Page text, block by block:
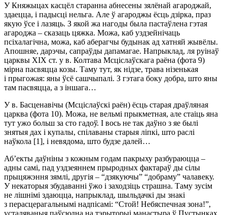
У Княжыцах касцёл старанна абнесены зялёнай агароджай,
здаецца, і падысці нельга. Але ў агароджы ёсць дзірка, праз
якую ўсе і лазяць. З якой жа нагоды была пастаўлена гэтая
агароджа – сказаць цяжка. Можа, каб уздзейнічаць
псіхалагічна, можа, каб аберагчы будынак ад хатняй жывёлы.
Апошняе, дарэчы, сапраўды дапамагае. Напрыклад, ля руінаў
царквы XIX ст. у в. Колтава Мсціслаўскага раёна (фота 9)
мірна пасвяцца козы. Таму тут, як нідзе, трава нізенькая
і прыгожая: яны ўсё сашчыпалі. З гэтага боку добра, што яны
там пасвяцца, а з іншага…
У в. Басценавічы (Мсціслаўскі раён) ёсць старая драўляная
царква (фота 10). Можа, не вельмі прыкметная, але стаіць яна
тут ужо больш за сто гадоў. І вось не так даўно з яе былі
знятыя дах і купалы, спілаваны старыя ліпкі, што раслі
наўкола [1], і невядома, што будзе далей…
Аб’екты даўніны з кожным годам пакрыху разбураюцца –
адны самі, пад уздзеяннем прыродных фактараў ды сілы
прыцяжэння зямлі, другія – “дзякуючы” “добраму” чалавеку.
У некаторыя збудаванні ўжо і заходзіць страшна. Таму зусім
не лішнімі здаюцца, напрыклад, шыльдачкі ды знакі
з перасцерагальнымі надпісамі: “Стой! Небяспечная зона!”,
усталяваныя паўсюдна на тэрыторыі манастыра ў Пустынках.